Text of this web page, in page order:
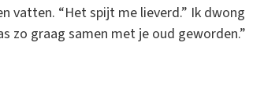
vatten. “Het spijt me lieverd.” Ik dwong
zo graag samen met je oud geworden.”